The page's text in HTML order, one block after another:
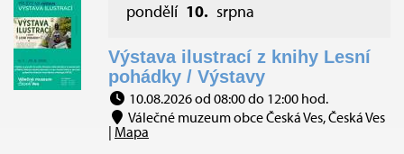
pondělí 10. srpna
Výstava ilustrací z knihy Lesní
pohádky / Výstavy
10.08.2026 od 08:00 do 12:00 hod.
Válečné muzeum obce Česká Ves, Česká Ves
| Mapa